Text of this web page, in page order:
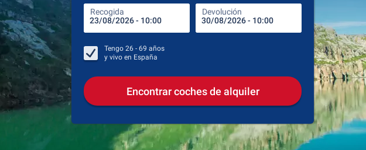
Recogida Devolución
Recogida
Tengo 26 - 69 años
y vivo en España
Encontrar coches de alquiler